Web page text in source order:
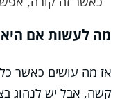
מה לעשות אם
אז מה עושים כאשר
קשה, אבל יש לנהוג